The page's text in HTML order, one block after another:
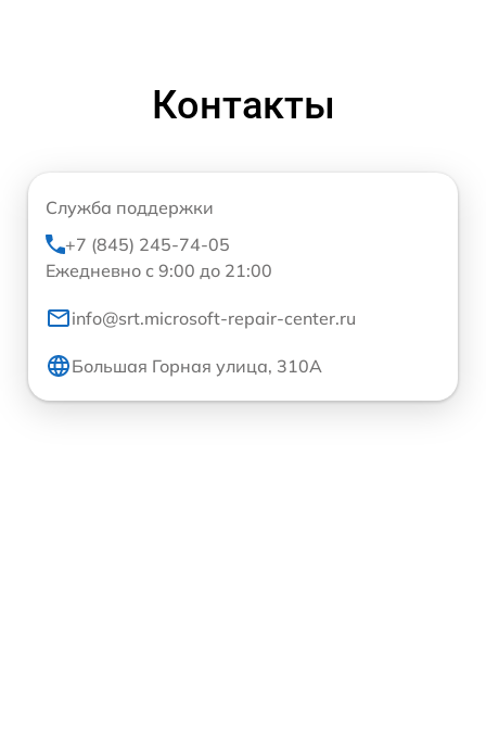
Контакты
Служба поддержки
+7 (845) 245-74-05
Ежедневно с 9:00 до 21:00
info@srt.microsoft-repair-center.ru
Большая Горная улица, 310А